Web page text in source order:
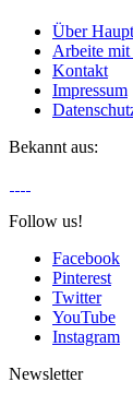
Über
Arbeite mit
Kontakt
Impressum
Bekannt aus:
Follow us!
Facebook
Pinterest
Twitter
YouTube
Instagram
Newsletter